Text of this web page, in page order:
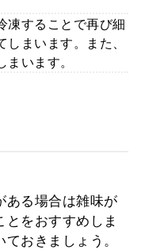
凍することで再び細
まいます。また、
います。
ある場合は雑味が
をおすすめしま
おきましょう。